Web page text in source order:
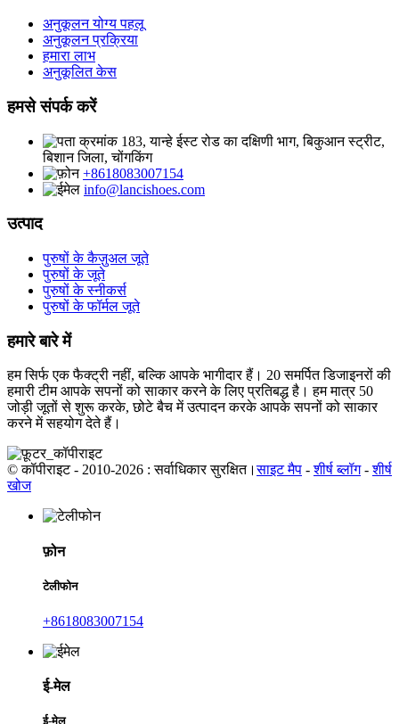
अनुकूलन योग्य पहलू
अनुकूलन प्रक्रिया
हमारा लाभ
अनुकूलित केस
हमसे संपर्क करें
क्रमांक 183, यान्हे ईस्ट रोड का दक्षिणी भाग, बिकुआन स्ट्रीट,
बिशान जिला, चोंगकिंग
+8618083007154
info@lancishoes.com
उत्पाद
पुरुषों के कैज़ुअल जूते
पुरुषों के जूते
पुरुषों के स्नीकर्स
पुरुषों के फॉर्मल जूते
हमारे बारे में
हम सिर्फ एक फैक्ट्री नहीं, बल्कि आपके भागीदार हैं। 20 समर्पित डिजाइनरों की
हमारी टीम आपके सपनों को साकार करने के लिए प्रतिबद्ध है। हम मात्र 50
जोड़ी जूतों से शुरू करके, छोटे बैच में उत्पादन करके आपके सपनों को साकार
करने में सहयोग देते हैं।
© कॉपीराइट - 2010-2026 : सर्वाधिकार सुरक्षित।साइट मैप -शीर्ष ब्लॉग-शीर्ष
खोज
फ़ोन
टेलीफोन
+8618083007154
ई-मेल
ई-मेल